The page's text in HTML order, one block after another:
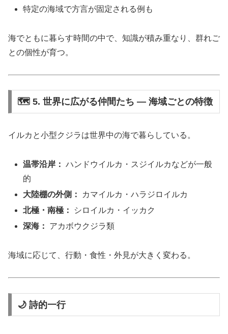
特定の海域で方言が固定される例も
海でともに暮らす時間の中で、知識が積み重なり、群れご
との個性が育つ。
🗺️ 5. 世界に広がる仲間たち ― 海域ごとの特徴
イルカと小型クジラは世界中の海で暮らしている。
温帯沿岸： ハンドウイルカ・スジイルカなどが一般
的
大陸棚の外側：
カマイルカ・ハラジロイルカ
北極・南極：
シロイルカ・イッカク
深海：
アカボウクジラ類
海域に応じて、行動・食性・外見が大きく変わる。
🌙 詩的一行